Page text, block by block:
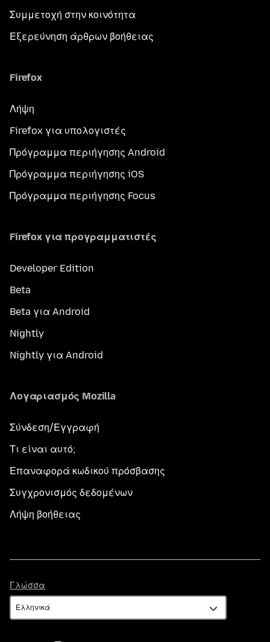
Συμμετοχή στην κοινότητα
Εξερεύνηση άρθρων βοήθειας
Firefox
Λήψη
Firefox για υπολογιστές
Πρόγραμμα περιήγησης Android
Πρόγραμμα περιήγησης iOS
Πρόγραμμα περιήγησης Focus
Firefox για προγραμματιστές
Developer Edition
Beta
Beta για Android
Nightly
Nightly για Android
Λογαριασμός Mozilla
Σύνδεση/Εγγραφή
Τι είναι αυτό;
Επαναφορά κωδικού πρόσβασης
Συγχρονισμός δεδομένων
Λήψη βοήθειας
Γλώσσα